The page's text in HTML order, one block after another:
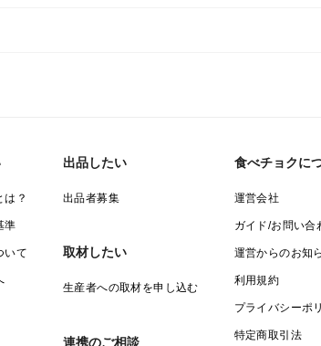
は？
準
いて
出品したい
出品者募集
取材したい
生産者への取材を申し込む
連携のご相談
食べチョクに
運営会社
ガイド/お問い合
運営からのお知
利用規約
プライバシーポ
特定商取引法